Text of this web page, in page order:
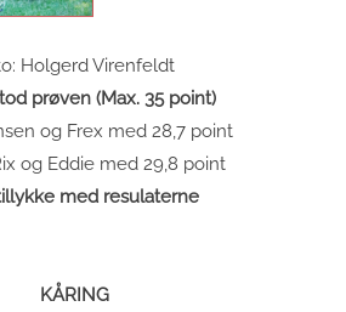
Holgerd Virenfeldt
prøven (Max. 35 point)
og Frex med 28,7 point
og Eddie med 29,8 point
med resulaterne
KÅRING